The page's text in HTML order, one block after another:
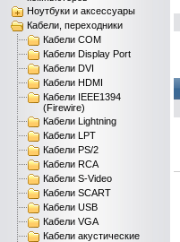
Ноутбуки и аксессуары
Кабели, переходники
Кабели COM
Кабели Display Port
Кабели DVI
Кабели HDMI
Кабели IEEE1394
(Firewire)
Кабели Lightning
Кабели LPT
Кабели PS/2
Кабели RCA
Кабели S-Video
Кабели SCART
Кабели USB
Кабели VGA
Кабели акустические